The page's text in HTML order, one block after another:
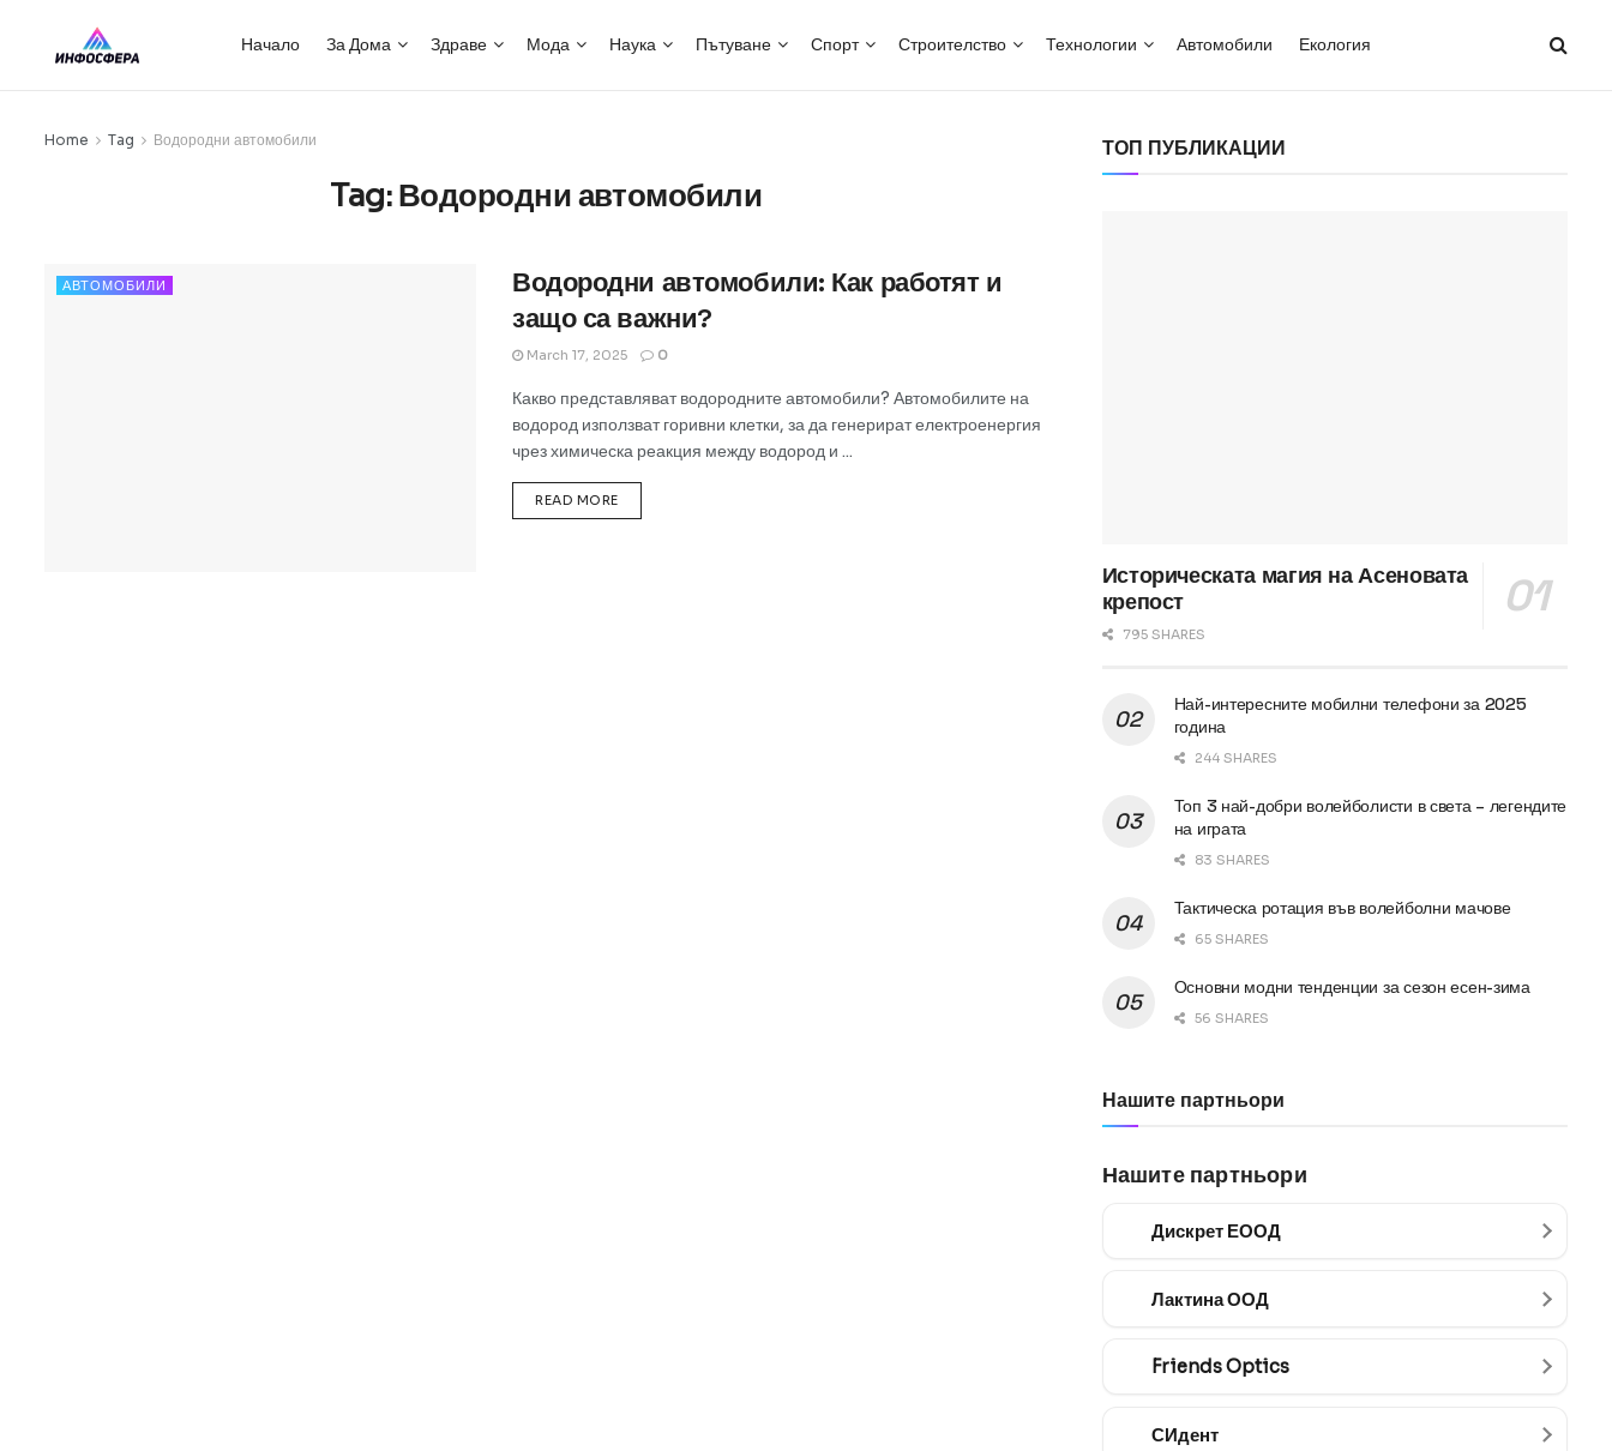
Начало За Дома Здраве Мода Наука Пътуване Спорт Строителство Технологии Автомобили Екология
Home Tag Водородни автомобили
Tag:Водородни автомобили
АВТОМОБИЛИ
Водородни автомобили: Как работят и
защо са важни?
March 17, 2025 0
Какво представляват водородните автомобили? Автомобилите на
водород използват горивни клетки, за да генерират електроенергия
чрез химическа реакция между водород и ...
READ MORE
ТОП ПУБЛИКАЦИИ
Историческата магия на Асеновата
крепост
795 SHARES
Най-интересните мобилни телефони за 2025
година
244 SHARES
Топ 3 най-добри волейболисти в света – легендите
на играта
83 SHARES
Тактическа ротация във волейболни мачове
65 SHARES
Основни модни тенденции за сезон есен-зима
56 SHARES
Нашите партньори
Нашите партньори
Дискрет ЕООД
Лактина ООД
Friends Optics
СИдент